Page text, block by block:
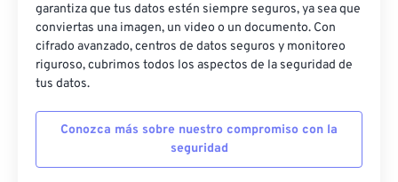
garantiza que tus datos estén siempre seguros, ya sea que
conviertas una imagen, un video o un documento. Con
cifrado avanzado, centros de datos seguros y monitoreo
riguroso, cubrimos todos los aspectos de la seguridad de
tus datos.
Conozca más sobre nuestro compromiso con la
seguridad